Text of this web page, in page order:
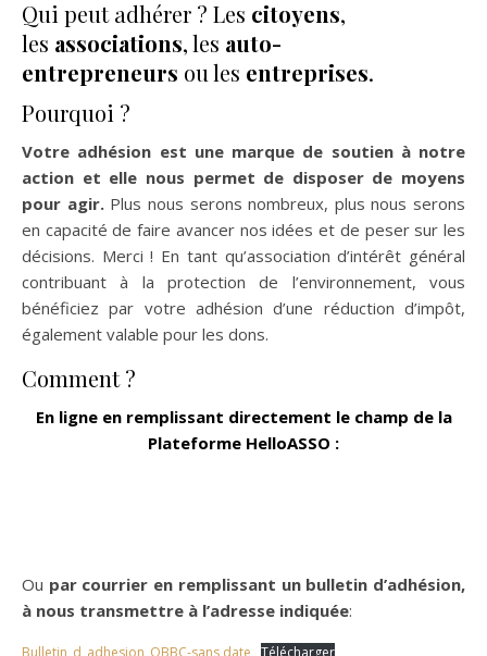
Qui peut adhérer ? Les citoyens,
les associations, les auto-
entrepreneurs ou les entreprises.
Pourquoi ?
Votre adhésion est une marque de soutien à notre
action et elle nous permet de disposer de moyens
pour agir.Plus nous serons nombreux, plus nous serons
en capacité de faire avancer nos idées et de peser sur les
décisions. Merci ! En tant qu’association d’intérêt général
contribuant à la protection de l’environnement, vous
bénéficiez par votre adhésion d’une réduction d’impôt,
également valable pour les dons.
Comment ?
En ligne en remplissant directement le champ de la
Plateforme HelloASSO :
Ou par courrier en remplissant un bulletin d’adhésion,
à nous transmettre à l’adresse indiquée:
Bulletin_d_adhesion_OBBC-sans date Télécharger